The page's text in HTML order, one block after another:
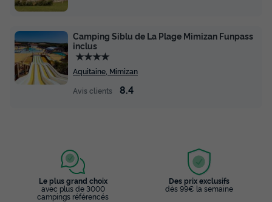
Camping Siblu de La Plage Mimizan Funpass
inclus
★★★★
Aquitaine, Mimizan
Avis clients
8.4
Le plus grand choix
avec plus de 3000
campings référencés
Des prix exclusifs
dès 99€ la semaine